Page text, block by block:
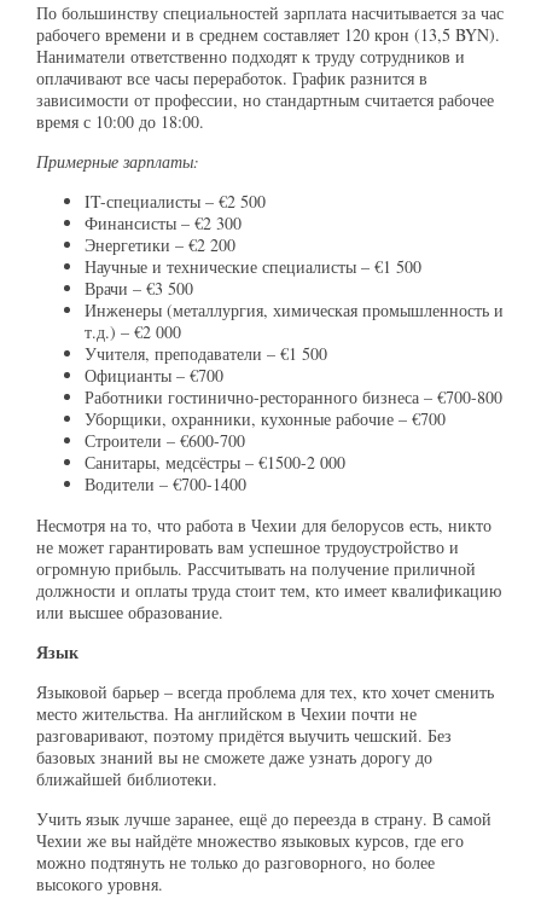
По большинству специальностей зарплата насчитывается за час
рабочего времени и в среднем составляет 120 крон (13,5 BYN).
Наниматели ответственно подходят к труду сотрудников и
оплачивают все часы переработок. График разнится в
зависимости от профессии, но стандартным считается рабочее
время с 10:00 до 18:00.
Примерные зарплаты:
IT-специалисты – €2 500
Финансисты – €2 300
Энергетики – €2 200
Научные и технические специалисты – €1 500
Врачи – €3 500
Инженеры (металлургия, химическая промышленность и
т.д.) – €2 000
Учителя, преподаватели – €1 500
Официанты – €700
Работники гостинично-ресторанного бизнеса – €700-800
Уборщики, охранники, кухонные рабочие – €700
Строители – €600-700
Санитары, медсёстры – €1500-2 000
Водители – €700-1400
Несмотря на то, что работа в Чехии для белорусов есть, никто
не может гарантировать вам успешное трудоустройство и
огромную прибыль. Рассчитывать на получение приличной
должности и оплаты труда стоит тем, кто имеет квалификацию
или высшее образование.
Язык
Языковой барьер – всегда проблема для тех, кто хочет сменить
место жительства. На английском в Чехии почти не
разговаривают, поэтому придётся выучить чешский. Без
базовых знаний вы не сможете даже узнать дорогу до
ближайшей библиотеки.
Учить язык лучше заранее, ещё до переезда в страну. В самой
Чехии же вы найдёте множество языковых курсов, где его
можно подтянуть не только до разговорного, но более
высокого уровня.